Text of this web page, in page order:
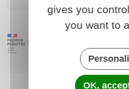
gives you
you want to
OK,